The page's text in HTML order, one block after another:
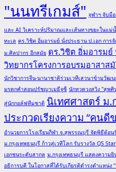
"นนทรีเกมส์" จุฬาฯ จับมื
และ AI วิเคราะห์ปริมาณและเส้นทางขยะในแม่
ทะเล ดร.วิชิต อิ่มอารมย์ นั่งประธาน ป.เอก การ
ม.ศิลปากร อีกสมัย ดร.วิชิต อิ่มอารมย์
วิทยากรโครงการอบรมอาสาส
นักวิชาการจีน-นานาชาติร่วมเวทีเสวนาข้ามวั
มรดกคำสอนปรัชญาเมธีจูซี นักหวดวงสวิง "สุพศิ
สู่นักกอล์ฟทีมชาติ นิเทศศาสตร์ ม.
ประกวดเรียงความ “คน
อำนวยการโรงเรียนกีฬา จ.สุพรรณบุรี จัดพิธีต้อ
ม.กรุงเทพธนบุรี ก้าวสู่เวทีโลก รับรางวัล QS
เอกชนระดับสากล ม.กรุงเทพธนบุรี แสดงความยิ
อธิการบดี ในโอกาสที่ได้รับเกียรติดำรงตำแหน่ง